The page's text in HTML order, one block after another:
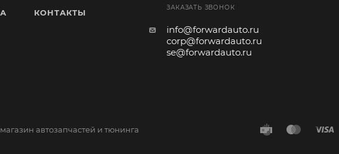
КОНТАКТЫ
ЗАКАЗАТЬ ЗВОНОК
info@forwardauto.ru
corp@forwardauto.ru
se@forwardauto.ru
автозапчастей и тюнинга